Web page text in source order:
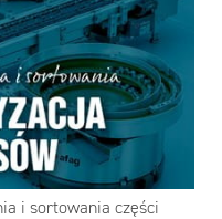
i sortowania części